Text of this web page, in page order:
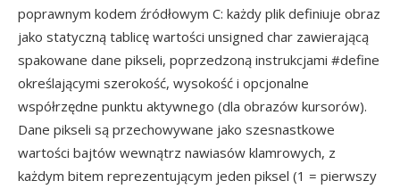
poprawnym kodem źródłowym C: każdy plik definiuje obraz
jako statyczną tablicę wartości unsigned char zawierającą
spakowane dane pikseli, poprzedzoną instrukcjami #define
określającymi szerokość, wysokość i opcjonalne
współrzędne punktu aktywnego (dla obrazów kursorów).
Dane pikseli są przechowywane jako szesnastkowe
wartości bajtów wewnątrz nawiasów klamrowych, z
każdym bitem reprezentującym jeden piksel (1 = pierwszy